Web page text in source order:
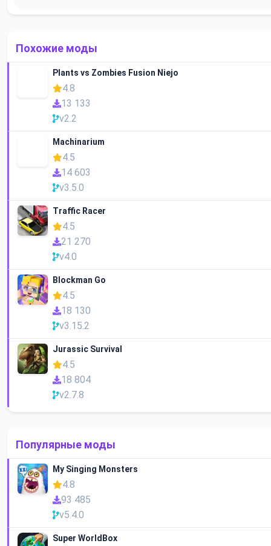
Похожие моды
Plants vs Zombies Fusion Niejo
4.8
13 133
v2.2
Machinarium
4.5
14 603
v3.5.0
Traffic Racer
4.5
21 270
v4.0
Blockman Go
4.5
18 130
v3.15.2
Jurassic Survival
4.5
18 804
v2.7.8
Популярные моды
My Singing Monsters
4.8
93 485
v5.4.0
Super WorldBox